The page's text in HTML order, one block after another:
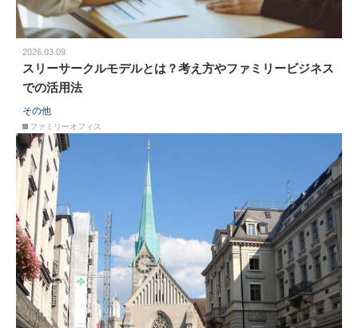
2026.03.09
スリーサークルモデルとは？考え方やファミリービジネス
での活用法
その他
ファミリーオフィス